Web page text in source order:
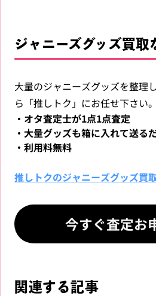
ジャニーズグッズ買
大量のジャニーズグッズを整理
ら「推しトク」にお任せ下さい。
・オタ査定士が1点1点査定
・大量グッズも箱に入れて送る
・利用料無料
推しトクのジャニーズグッズ買
今すぐ査定お
関連する記事